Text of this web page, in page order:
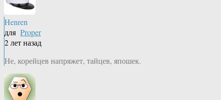
Henren
для Proper
2 лет назад
Не, корейцев напряжет, тайцев, япошек.